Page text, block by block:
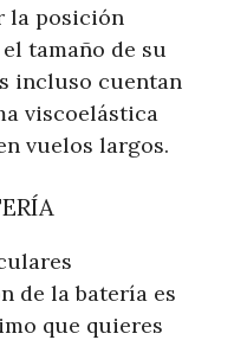
la posición
tamaño de su
incluso cuentan
viscoelástica
vuelos largos.
de la batería es
que quieres